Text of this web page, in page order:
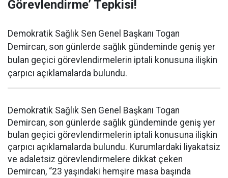
Görevlendirme’ Tepkisi!
Demokratik Sağlık Sen Genel Başkanı Togan
Demircan, son günlerde sağlık gündeminde geniş yer
bulan geçici görevlendirmelerin iptali konusuna ilişkin
çarpıcı açıklamalarda bulundu.
Demokratik Sağlık Sen Genel Başkanı Togan
Demircan, son günlerde sağlık gündeminde geniş yer
bulan geçici görevlendirmelerin iptali konusuna ilişkin
çarpıcı açıklamalarda bulundu. Kurumlardaki liyakatsiz
ve adaletsiz görevlendirmelere dikkat çeken
Demircan, “23 yaşındaki hemşire masa başında